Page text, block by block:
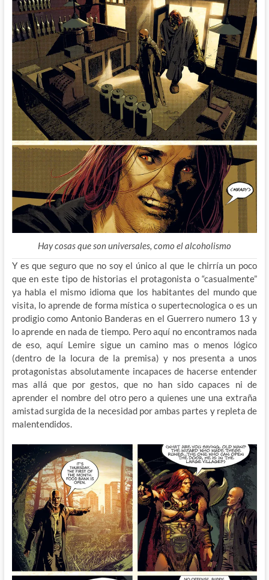
Hay cosas que son universales, como el alcoholismo
Y es que seguro que no soy el único al que le chirría un poco
que en este tipo de historias el protagonista o “casualmente”
ya habla el mismo idioma que los habitantes del mundo que
visita, lo aprende de forma mística o supertecnologica o es un
prodigio como Antonio Banderas en el Guerrero numero 13 y
lo aprende en nada de tiempo. Pero aquí no encontramos nada
de eso, aquí Lemire sigue un camino mas o menos lógico
(dentro de la locura de la premisa) y nos presenta a unos
protagonistas absolutamente incapaces de hacerse entender
mas allá que por gestos, que no han sido capaces ni de
aprender el nombre del otro pero a quienes une una extraña
amistad surgida de la necesidad por ambas partes y repleta de
malentendidos.